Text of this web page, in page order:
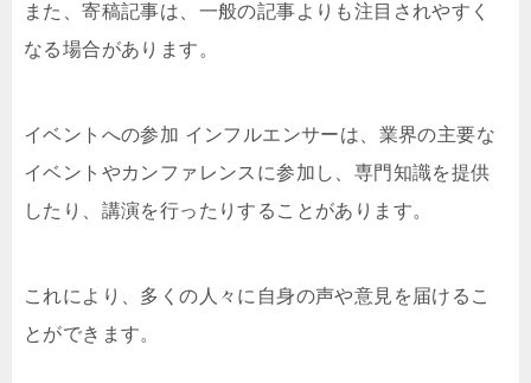
また、寄稿記事は、一般の記事よりも注目されやすく
なる場合があります。
イベントへの参加 インフルエンサーは、業界の主要な
イベントやカンファレンスに参加し、専門知識を提供
したり、講演を行ったりすることがあります。
これにより、多くの人々に自身の声や意見を届けるこ
とができます。